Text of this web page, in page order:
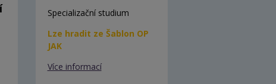
Specializační studium
Lze hradit ze Šablon OP
JAK
Více informací